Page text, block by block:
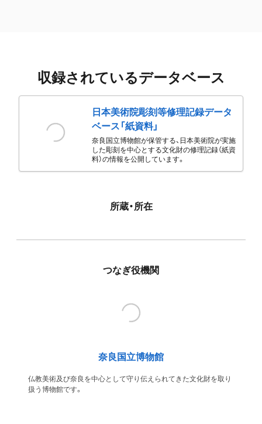
収録されているデータベース
日本美術院彫刻等修理記録データ
ベース「紙資料」
奈良国立博物館が保管する、日本美術院が実施
した彫刻を中心とする文化財の修理記録（紙資
料）の情報を公開しています。
所蔵・所在
つなぎ役機関
奈良国立博物館
仏教美術及び奈良を中心として守り伝えられてきた文化財を取り
扱う博物館です。